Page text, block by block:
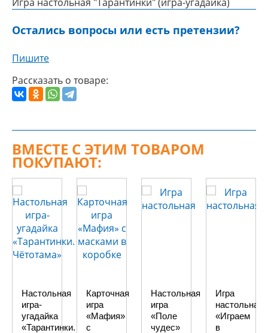
Остались вопросы или есть претензии?
Пишите
Рассказать о товаре:
ВМЕСТЕ С ЭТИМ ТОВАРОМ
ПОКУПАЮТ:
Настольная
игра-
угадайка
«Тарантинки.
Карточная
игра
«Мафия»
с
Настольная
игра
«Поле
чудес»
Игра
настольная
«Играем
в